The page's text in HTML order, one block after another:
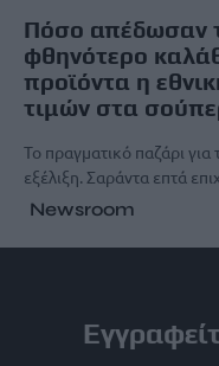
Πόσο απέδωσαν
φθηνότερο
προϊόντα η
τιμών στα
Το πραγματικό παζάρι για
εξέλιξη. Σαράντα επτά
Newsroom